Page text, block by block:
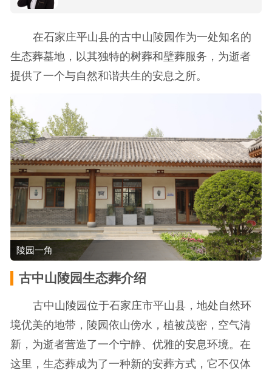
在石家庄平山县的古中山陵园作为一处知名的
生态葬墓地，以其独特的树葬和壁葬服务，为逝者
提供了一个与自然和谐共生的安息之所。
陵园一角
古中山陵园生态葬介绍
古中山陵园位于石家庄市平山县，地处自然环
境优美的地带，陵园依山傍水，植被茂密，空气清
新，为逝者营造了一个宁静、优雅的安息环境。在
这里，生态葬成为了一种新的安葬方式，它不仅体